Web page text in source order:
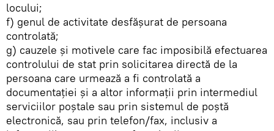
locului;
f) genul de activitate desfăşurat de persoana
controlată;
g) cauzele şi motivele care fac imposibilă efectuarea
controlului de stat prin solicitarea directă de la
persoana care urmează a fi controlată a
documentaţiei şi a altor informaţii prin intermediul
serviciilor poştale sau prin sistemul de poştă
electronică, sau prin telefon/fax, inclusiv a